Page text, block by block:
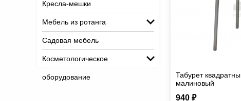
Кресла-мешки
Мебель из ротанга
Садовая мебель
Косметологическое
оборудование
Табурет
малиновый
940 ₽